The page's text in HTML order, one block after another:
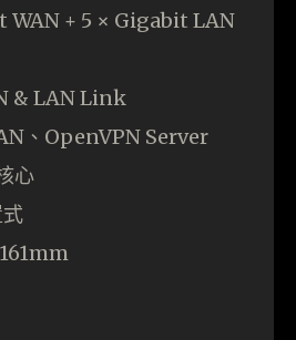
WAN + 5 × Gigabit LAN
& LAN Link
、OpenVPN Server
心